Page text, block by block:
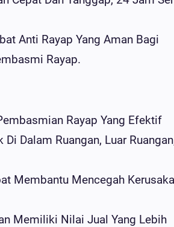
Anti Rayap Yang Aman Bagi
Rayap.
Rayap Yang Efektif
Dalam Ruangan, Luar
Membantu Mencegah
Memiliki Nilai Jual Yang Lebih